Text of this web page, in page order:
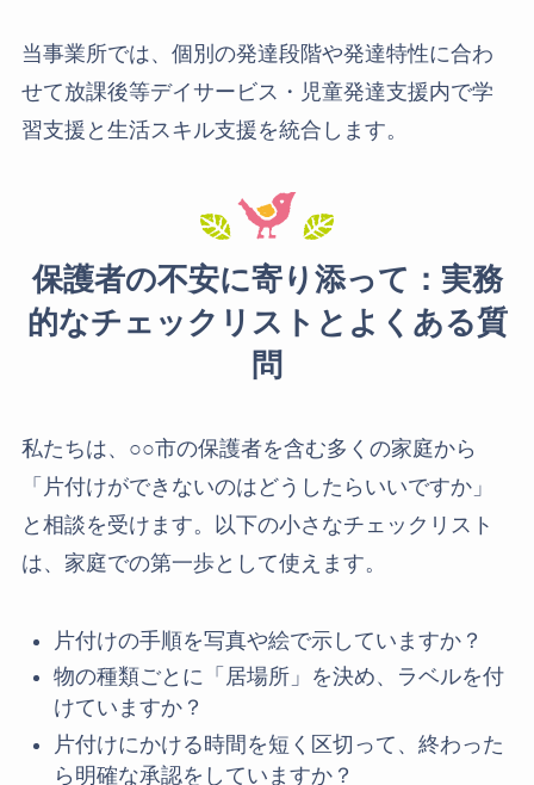
当事業所では、個別の発達段階や発達特性に合わ
せて放課後等デイサービス・児童発達支援内で学
習支援と生活スキル支援を統合します。
保護者の不安に寄り添って：実務
的なチェックリストとよくある質
問
私たちは、○○市の保護者を含む多くの家庭から
「片付けができないのはどうしたらいいですか」
と相談を受けます。以下の小さなチェックリスト
は、家庭での第一歩として使えます。
片付けの手順を写真や絵で示していますか？
物の種類ごとに「居場所」を決め、ラベルを付
けていますか？
片付けにかける時間を短く区切って、終わった
ら明確な承認をしていますか？